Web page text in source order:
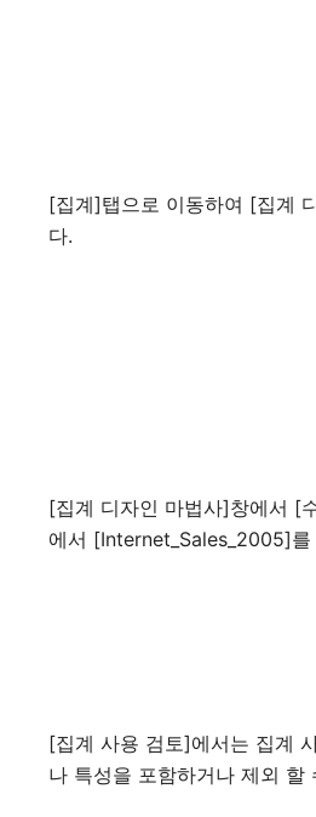
[집계]탭으로 이동하여 [집계
다.
[집계 디자인 마법사]창에서 [
에서 [Internet_Sales_2005]를
[집계 사용 검토]에서는 집계
나 특성을 포함하거나 제외 할